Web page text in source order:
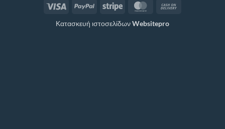
Visa PayPal Stripe MasterCard
Κατασκευή ιστοσελίδωνWebsitepro